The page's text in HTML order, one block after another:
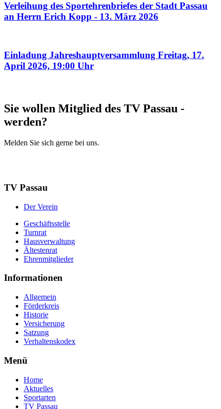
Verleihung des Sportehrenbriefes der Stadt Passau
an Herrn Erich Kopp - 13. März 2026
Einladung Jahreshauptversammlung Freitag, 17.
April 2026, 19:00 Uhr
Sie wollen Mitglied des TV Passau ­
werden?
Melden Sie sich gerne bei uns.
TV Passau
Der Verein
Geschäftsstelle
Turnrat
Hausverwaltung
Ältestenrat
Ehrenmitglieder
Informationen
Allgemein
Förderkreis
Historie
Versicherung
Satzung
Verhaltenskodex
Menü
Home
Aktuelles
Sportarten
TV Passau